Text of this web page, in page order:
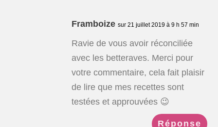
Framboize sur 21 juillet 2019 à 9 h 57 min
Ravie de vous avoir réconciliée
avec les betteraves. Merci pour
votre commentaire, cela fait plaisir
de lire que mes recettes sont
testées et approuvées 😉
Réponse